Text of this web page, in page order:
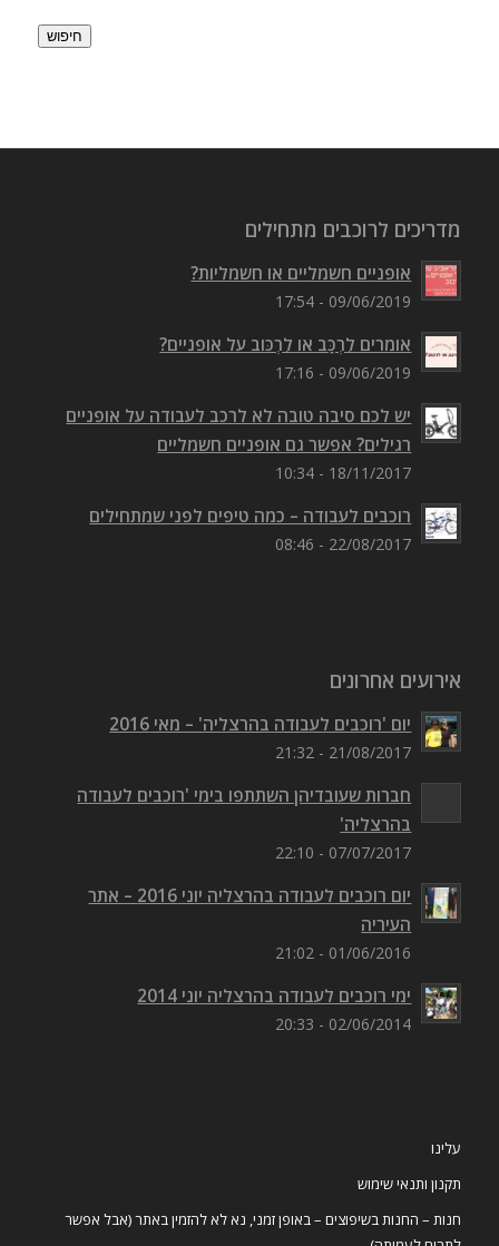
חיפוש
מדריכים לרוכבים מתחילים
אופניים חשמליים או חשמליות?
09/06/2019 - 17:54
אומרים לִרְכַּב או לִרְכּוב על אופניים?
09/06/2019 - 17:16
יש לכם סיבה טובה לא לרכב לעבודה על אופניים
רגילים? אפשר גם אופניים חשמליים
18/11/2017 - 10:34
רוכבים לעבודה – כמה טיפים לפני שמתחילים
22/08/2017 - 08:46
אירועים אחרונים
יום 'רוכבים לעבודה בהרצליה' – מאי 2016
21/08/2017 - 21:32
חברות שעובדיהן השתתפו בימי 'רוכבים לעבודה
בהרצליה'
07/07/2017 - 22:10
יום רוכבים לעבודה בהרצליה יוני 2016 – אתר
העיריה
01/06/2016 - 21:02
ימי רוכבים לעבודה בהרצליה יוני 2014
02/06/2014 - 20:33
עלינו
תקנון ותנאי שימוש
חנות – החנות בשיפוצים – באופן זמני, נא לא להזמין באתר (אבל אפשר